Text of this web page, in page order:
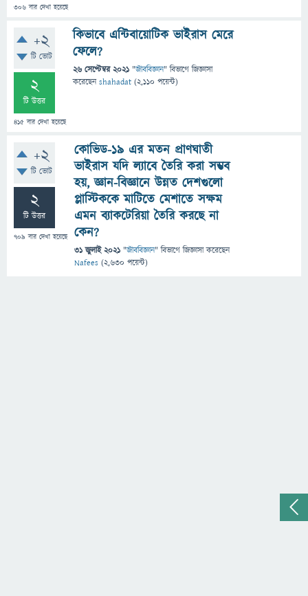
306 বার দেখা হয়েছে
+2
টি ভোট
2
টি উত্তর
415 বার দেখা হয়েছে
কিভাবে এন্টিবায়োটিক ভাইরাস মেরে
ফেলে?
26 সেপ্টেম্বর 2021 "জীববিজ্ঞান" বিভাগে জিজ্ঞাসা
করেছেনshahadat (2,110 পয়েন্ট)
+2
টি ভোট
2
টি উত্তর
709 বার দেখা হয়েছে
কোভিড-১৯ এর মতন প্রাণঘাতী
ভাইরাস যদি ল্যাবে তৈরি করা সম্ভব
হয়, জ্ঞান-বিজ্ঞানে উন্নত দেশগুলো
প্লাস্টিককে মাটিতে মেশাতে সক্ষম
এমন ব্যাকটেরিয়া তৈরি করছে না
কেন?
31 জুলাই 2021 "জীববিজ্ঞান" বিভাগে জিজ্ঞাসাকরেছেন
Nafees (2,630 পয়েন্ট)